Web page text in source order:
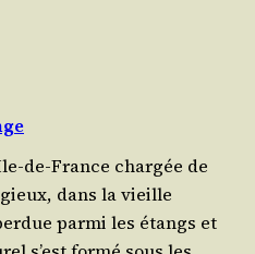
de-France char­gée de
dans la vieille
par­mi les étangs et